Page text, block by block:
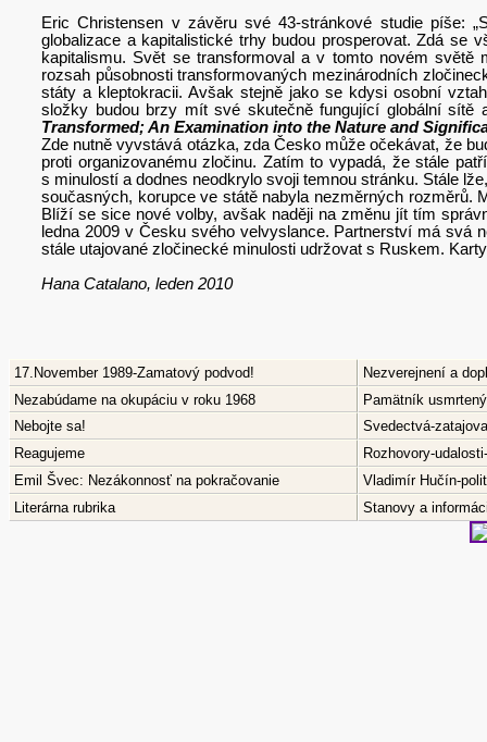
Eric Christensen v závěru své 43-stránkové studie píše:
globalizace a kapitalistické trhy budou prosperovat. Zdá se
kapitalismu. Svět se transformoval a v tomto novém
rozsah působnosti transformovaných mezinárodních
státy a kleptokracii. Avšak stejně jako se kdysi osobní
složky budou brzy mít své skutečně fungující globální sítě
Transformed; An Examination into the Nature and
Zde nutně vyvstává otázka, zda Česko může očekávat, že
proti organizovanému zločinu. Zatím to vypadá, že stále
s minulostí a dodnes neodkrylo svoji temnou stránku. Stále
současných, korupce ve státě nabyla nezměrných rozměrů.
Blíží se sice nové volby, avšak naději na změnu jít tím
ledna 2009 v Česku svého velvyslance. Partnerství má
stále utajované zločinecké minulosti udržovat s Ruskem.
Hana Catalano, leden 2010
17.November 1989-Zamatový podvod!
Nezverejnení a
Nezabúdame na okupáciu v roku 1968
Pamätník
Nebojte sa!
Svedectvá-
Reagujeme
Rozhovory-
Emil Švec: Nezákonnosť na pokračovanie
Vladimír Hučín-
Literárna rubrika
Stanovy a